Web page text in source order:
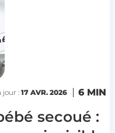
jour : 17 AVR. 2026 6 MIN
secoué :